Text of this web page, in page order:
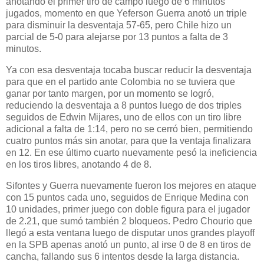
jugados, momento en que Yeferson Guerra anotó un triple
para disminuir la desventaja 57-65, pero Chile hizo un
parcial de 5-0 para alejarse por 13 puntos a falta de 3
minutos.
Ya con esa desventaja tocaba buscar reducir la desventaja
para que en el partido ante Colombia no se tuviera que
ganar por tanto margen, por un momento se logró,
reduciendo la desventaja a 8 puntos luego de dos triples
seguidos de Edwin Mijares, uno de ellos con un tiro libre
adicional a falta de 1:14, pero no se cerró bien, permitiendo
cuatro puntos más sin anotar, para que la ventaja finalizara
en 12. En ese último cuarto nuevamente pesó la ineficiencia
en los tiros libres, anotando 4 de 8.
Sifontes y Guerra nuevamente fueron los mejores en ataque
con 15 puntos cada uno, seguidos de Enrique Medina con
10 unidades, primer juego con doble figura para el jugador
de 2.21, que sumó también 2 bloqueos. Pedro Chourio que
llegó a esta ventana luego de disputar unos grandes playoff
en la SPB apenas anotó un punto, al irse 0 de 8 en tiros de
cancha, fallando sus 6 intentos desde la larga distancia.